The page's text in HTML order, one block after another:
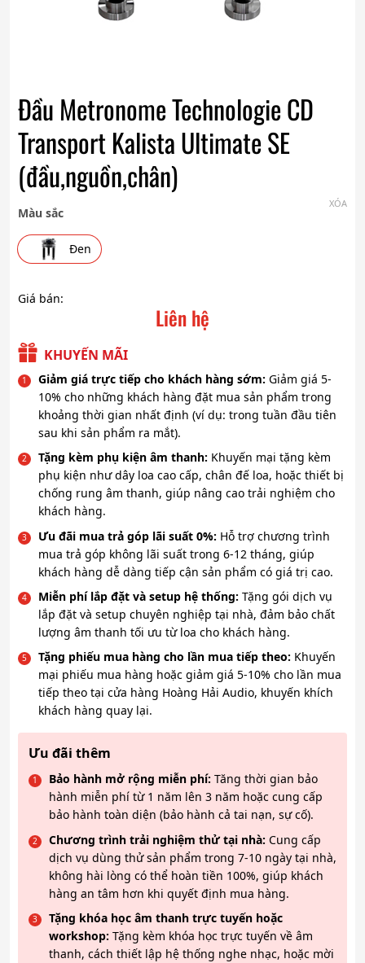
Đầu Metronome Technologie CD
Transport Kalista Ultimate SE
(đầu,nguồn,chân)
Màu sắc
Đen
XÓA
Giá bán:
Liên hệ
KHUYẾN MÃI
Giảm giá trực tiếp cho khách hàng sớm: Giảm giá 5-
10% cho những khách hàng đặt mua sản phẩm trong
khoảng thời gian nhất định (ví dụ: trong tuần đầu tiên
sau khi sản phẩm ra mắt).
Tặng kèm phụ kiện âm thanh: Khuyến mại tặng kèm
phụ kiện như dây loa cao cấp, chân đế loa, hoặc thiết bị
chống rung âm thanh, giúp nâng cao trải nghiệm cho
khách hàng.
Ưu đãi mua trả góp lãi suất 0%: Hỗ trợ chương trình
mua trả góp không lãi suất trong 6-12 tháng, giúp
khách hàng dễ dàng tiếp cận sản phẩm có giá trị cao.
Miễn phí lắp đặt và setup hệ thống: Tặng gói dịch vụ
lắp đặt và setup chuyên nghiệp tại nhà, đảm bảo chất
lượng âm thanh tối ưu từ loa cho khách hàng.
Tặng phiếu mua hàng cho lần mua tiếp theo: Khuyến
mại phiếu mua hàng hoặc giảm giá 5-10% cho lần mua
tiếp theo tại cửa hàng Hoàng Hải Audio, khuyến khích
khách hàng quay lại.
Ưu đãi thêm
Bảo hành mở rộng miễn phí: Tăng thời gian bảo
hành miễn phí từ 1 năm lên 3 năm hoặc cung cấp
bảo hành toàn diện (bảo hành cả tai nạn, sự cố).
Chương trình trải nghiệm thử tại nhà: Cung cấp
dịch vụ dùng thử sản phẩm trong 7-10 ngày tại nhà,
không hài lòng có thể hoàn tiền 100%, giúp khách
hàng an tâm hơn khi quyết định mua hàng.
Tặng khóa học âm thanh trực tuyến hoặc
workshop: Tặng kèm khóa học trực tuyến về âm
thanh, cách thiết lập hệ thống nghe nhạc, hoặc mời